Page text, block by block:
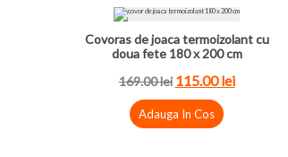
Covoras de joaca termoizolant cu
doua fete 180 x 200 cm
169.00 lei 115.00 lei
Adauga In Cos